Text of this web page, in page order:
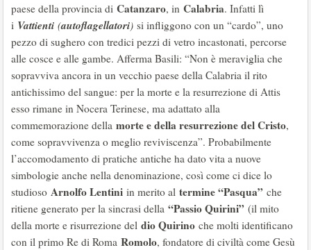
paese della provincia di Catanzaro, in Calabria. Infatti lì
i Vattienti (autoflagellatori) si infliggono con un “cardo”, uno
pezzo di sughero con tredici pezzi di vetro incastonati, percorse
alle cosce e alle gambe. Afferma Basili: “Non è meraviglia che
sopravviva ancora in un vecchio paese della Calabria il rito
antichissimo del sangue: per la morte e la resurrezione di Attis
esso rimane in Nocera Terinese, ma adattato alla
commemorazione della morte e della resurrezione del Cristo,
come sopravvivenza o meglio reviviscenza”. Probabilmente
l’accomodamento di pratiche antiche ha dato vita a nuove
simbologie anche nella denominazione, così come ci dice lo
studioso Arnolfo Lentini in merito al termine “Pasqua” che
ritiene generato per la sincrasi della “Passio Quirini” (il mito
della morte e risurrezione del dio Quirino che molti identificano
con il primo Re di Roma Romolo, fondatore di civiltà come Gesù